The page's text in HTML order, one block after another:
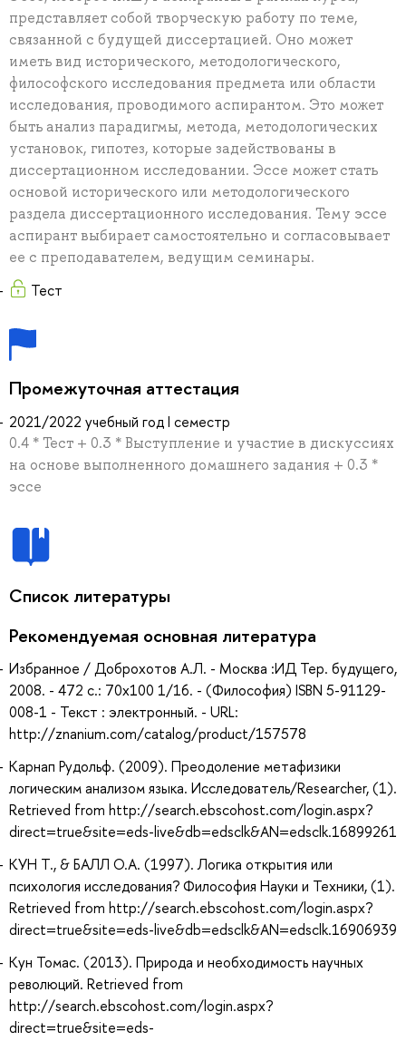
представляет собой творческую работу по теме,
связанной с будущей диссертацией. Оно может
иметь вид исторического, методологического,
философского исследования предмета или области
исследования, проводимого аспирантом. Это может
быть анализ парадигмы, метода, методологических
установок, гипотез, которые задействованы в
диссертационном исследовании. Эссе может стать
основой исторического или методологического
раздела диссертационного исследования. Тему эссе
аспирант выбирает самостоятельно и согласовывает
ее с преподавателем, ведущим семинары.
Тест
Промежуточная аттестация
2021/2022 учебный год I семестр
0.4 * Тест + 0.3 * Выступление и участие в дискуссиях
на основе выполненного домашнего задания + 0.3 *
эссе
Список литературы
Рекомендуемая основная литература
Избранное / Доброхотов А.Л. - Москва :ИД Тер. будущего,
2008. - 472 с.: 70x100 1/16. - (Философия) ISBN 5-91129-
008-1 - Текст : электронный. - URL:
http://znanium.com/catalog/product/157578
Карнап Рудольф. (2009). Преодоление метафизики
логическим анализом языка. Исследователь/Researcher, (1).
Retrieved from http://search.ebscohost.com/login.aspx?
direct=true&site=eds-live&db=edsclk&AN=edsclk.16899261
КУН Т., & БАЛЛ О.А. (1997). Логика открытия или
психология исследования? Философия Науки и Техники, (1).
Retrieved from http://search.ebscohost.com/login.aspx?
direct=true&site=eds-live&db=edsclk&AN=edsclk.16906939
Кун Томас. (2013). Природа и необходимость научных
революций. Retrieved from
http://search.ebscohost.com/login.aspx?
direct=true&site=eds-